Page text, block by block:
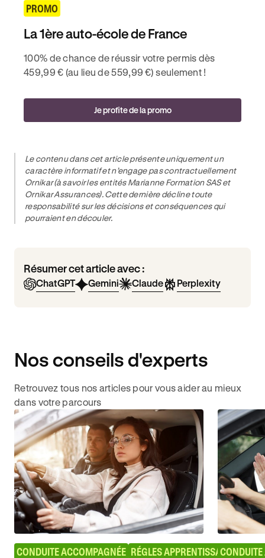
PROMO
La 1ère auto-école de France
100% de chance de réussir votre permis dès
459,99 € (au lieu de 559,99 €) seulement !
Je profite de la promo
Le contenu dans cet article présente uniquement un
caractère informatif et n’engage pas contractuellement
Ornikar (à savoir les entités Marianne Formation SAS et
Ornikar Assurances). Cette dernière décline toute
responsabilité sur les décisions et conséquences qui
pourraient en découler.
Résumer cet article avec :
ChatGPT Gemini Claude Perplexity
Nos conseils d'experts
Retrouvez tous nos articles pour vous aider au mieux
dans votre parcours
CONDUITE ACCOMPAGNÉE RÉGLES APPRENTISSAGE AAC